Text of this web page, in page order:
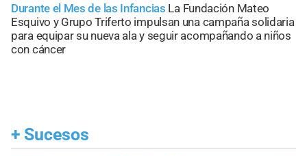
Durante el Mes de las Infancias La Fundación Mateo
Esquivo y Grupo Triferto impulsan una campaña solidaria
para equipar su nueva ala y seguir acompañando a niños
con cáncer
+ Sucesos